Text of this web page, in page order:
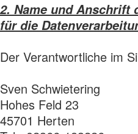
2. Name und Anschrift
für die
Der Verantwortliche im
Sven Schwietering
Hohes Feld 23
45701 Herten